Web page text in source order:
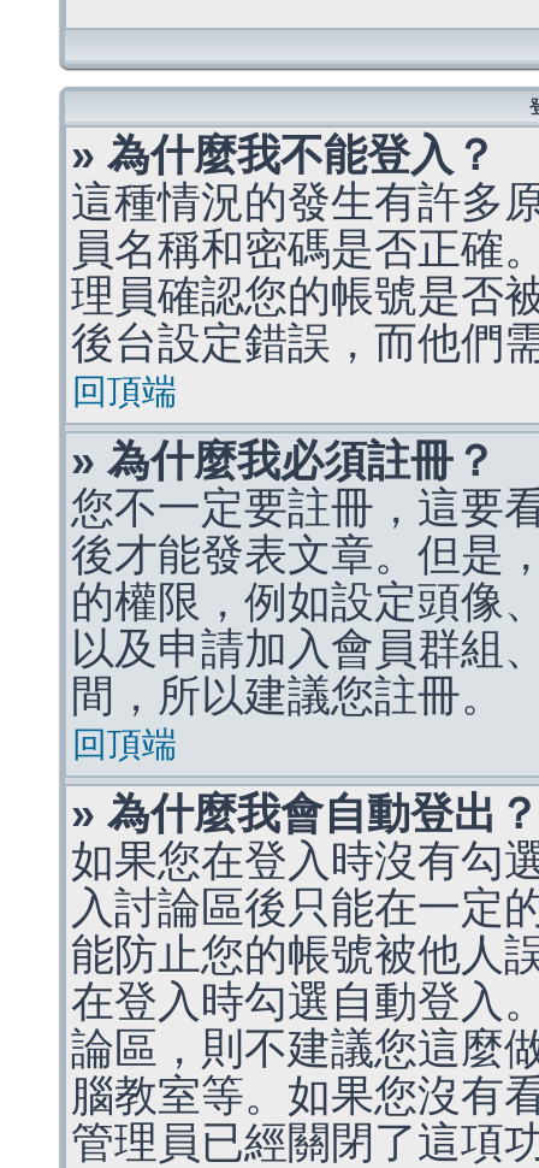
» 為什麼我不能登入？
這種情況的發生有許多
員名稱和密碼是否正確
理員確認您的帳號是否
後台設定錯誤，而他們
回頂端
» 為什麼我必須註冊？
您不一定要註冊，這要
後才能發表文章。但是
的權限，例如設定頭像
以及申請加入會員群組
間，所以建議您註冊。
回頂端
» 為什麼我會自動登出？
如果您在登入時沒有勾
入討論區後只能在一定
能防止您的帳號被他人
在登入時勾選自動登入
論區，則不建議您這麼
腦教室等。如果您沒有
管理員已經關閉了這項